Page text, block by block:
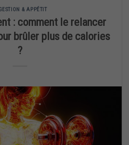
& APPÉTIT
: comment le relancer
brûler plus de calories
?